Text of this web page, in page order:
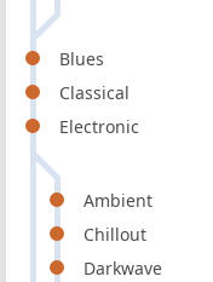
Blues
Classical
Electronic
Ambient
Chillout
Darkwave